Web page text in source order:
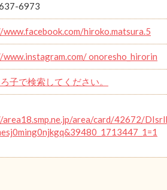
6973
hiroko.matsura.5
onoresho_hirorin
子で検索してください。
area/card/42672/